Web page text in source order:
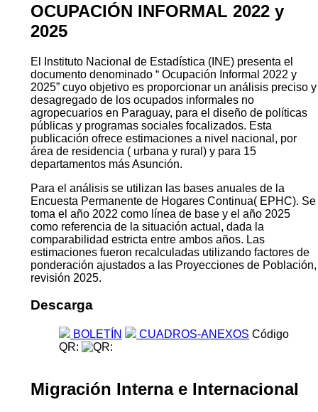
OCUPACIÓN INFORMAL 2022 y
2025
El Instituto Nacional de Estadística (INE) presenta el
documento denominado “ Ocupación Informal 2022 y
2025” cuyo objetivo es proporcionar un análisis preciso y
desagregado de los ocupados informales no
agropecuarios en Paraguay, para el diseño de políticas
públicas y programas sociales focalizados. Esta
publicación ofrece estimaciones a nivel nacional, por
área de residencia ( urbana y rural) y para 15
departamentos más Asunción.
Para el análisis se utilizan las bases anuales de la
Encuesta Permanente de Hogares Continua( EPHC). Se
toma el año 2022 como línea de base y el año 2025
como referencia de la situación actual, dada la
comparabilidad estricta entre ambos años. Las
estimaciones fueron recalculadas utilizando factores de
ponderación ajustados a las Proyecciones de Población,
revisión 2025.
Descarga
BOLETÍN CUADROS-ANEXOS Código
QR:
Migración Interna e Internacional